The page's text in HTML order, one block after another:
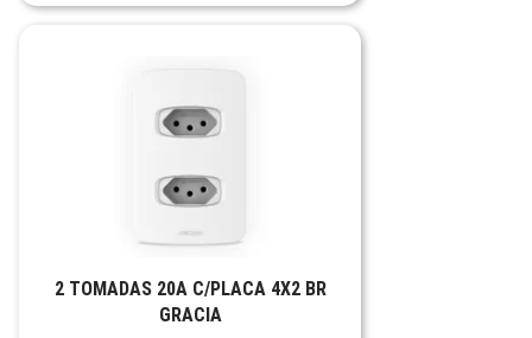
2 TOMADAS 20A C/PLACA 4X2 BR
GRACIA